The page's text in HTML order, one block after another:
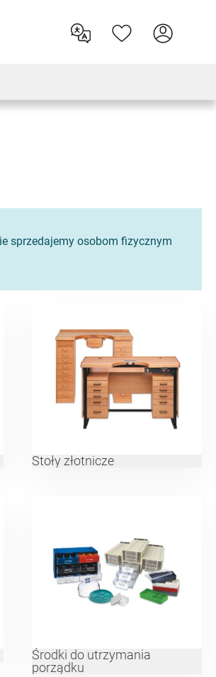
sprzedajemy osobom fizycznym
Stoły złotnicze
Środki do utrzymania
porządku